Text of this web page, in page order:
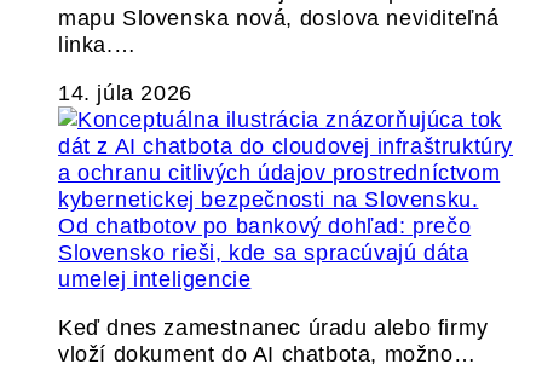
mapu Slovenska nová, doslova neviditeľná
linka.…
14. júla 2026
Od chatbotov po bankový dohľad: prečo
Slovensko rieši, kde sa spracúvajú dáta
umelej inteligencie
Keď dnes zamestnanec úradu alebo firmy
vloží dokument do AI chatbota, možno…